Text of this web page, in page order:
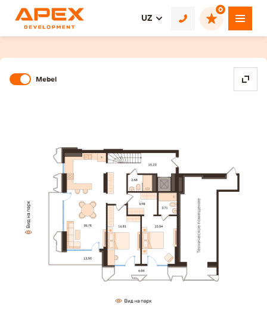
0
UZ
Mebel